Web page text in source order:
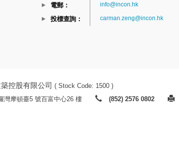
電郵： info@incon.hk
投標查詢： carman.zeng@incon.hk
控股有限公司 ( Stock Code: 1500 )
灣摩頓臺5 號百富中心26 樓
(852) 2576 0802